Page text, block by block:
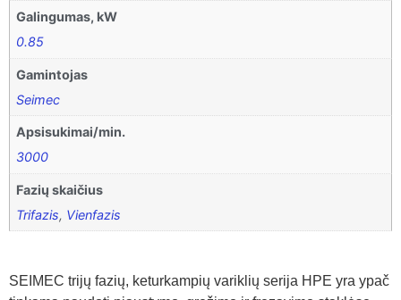
Galingumas, kW
0.85
Gamintojas
Seimec
Apsisukimai/min.
3000
Fazių skaičius
Trifazis, Vienfazis
SEIMEC trijų fazių, keturkampių variklių serija HPE yra ypač